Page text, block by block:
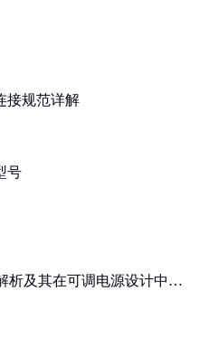
接规范详解
号
析及其在可调电源设计中的